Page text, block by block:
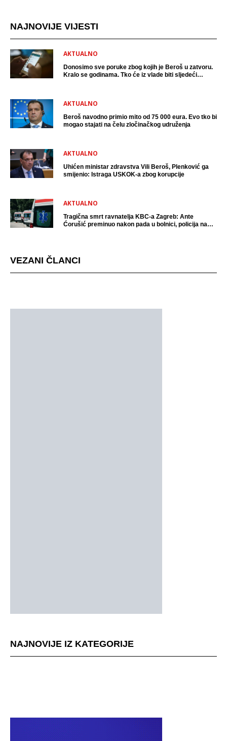
NAJNOVIJE VIJESTI
AKTUALNO
Donosimo sve poruke zbog kojih je Beroš u zatvoru.
Kralo se godinama. Tko će iz vlade biti sljedeći
AKTUALNO
Beroš navodno primio mito od 75 000 eura. Evo tko bi
mogao stajati na čelu zločinačkog udruženja
AKTUALNO
Uhićen ministar zdravstva Vili Beroš, Plenković ga
smijenio: Istraga USKOK-a zbog korupcije
AKTUALNO
Tragična smrt ravnatelja KBC-a Zagreb: Ante
Ćorušić preminuo nakon pada u bolnici, policija na
VEZANI ČLANCI
NAJNOVIJE IZ KATEGORIJE